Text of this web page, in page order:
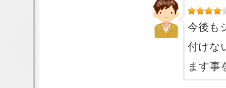
今後も
付けな
ます事